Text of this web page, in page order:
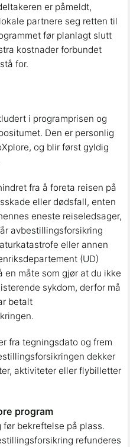
er påmeldt,
partnere seg retten til
før planlagt slutt
kostnader forbundet
for.
i programprisen og
Den er personlig
og blir først gyldig
fra å foreta reisen på
eller dødsfall, enten
eneste reiseledsager,
avbestillingsforsikring
eller annen
(UD)
måte som gjør at du ikke
sykdom, derfor må
betalt
fra tegningsdato og frem
dekker
aktiviteter eller flybilletter
program
bekreftelse på plass.
refunderes